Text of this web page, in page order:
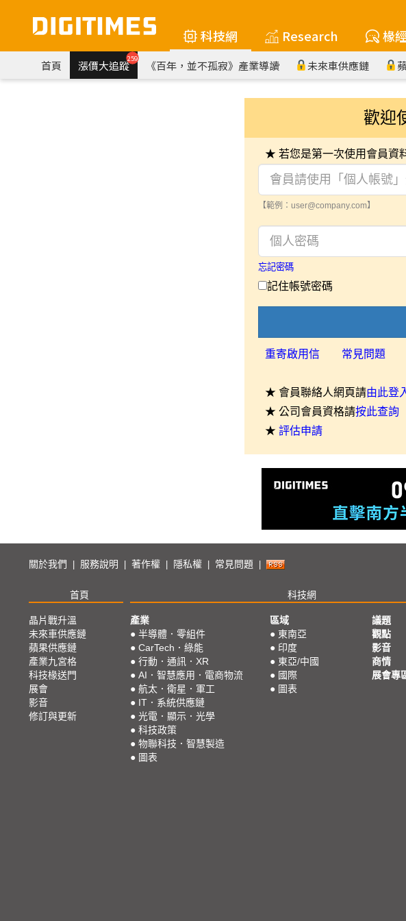
科技網 Research 椽
首頁 漲價大追蹤259 《百年，並不孤寂》產業導讀 未來車供應鏈
歡迎
★ 若您是第一次使用會員資
【範例：user@company.com】
忘記密碼
記住帳號密碼
重寄啟用信 常見問題
★ 會員聯絡人網頁請由此登
★ 公司會員資格請按此查詢
★ 評估申請
關於我們 服務說明 著作權 隱私權 常見問題
首頁 科技網
晶片戰升溫
未來車供應鏈
蘋果供應鏈
產業九宮格
科技椽送門
展會
影音
修訂與更新
產業
● 半導體．零組件
● CarTech．綠能
● 行動．通訊．XR
● AI．智慧應用．電商物流
● 航太．衛星．軍工
● IT．系統供應鏈
● 光電．顯示．光學
● 科技政策
● 物聯科技．智慧製造
● 圖表
區域
● 東南亞
● 印度
● 東亞/中國
● 國際
● 圖表
議題
觀點
影音
商情
展會專